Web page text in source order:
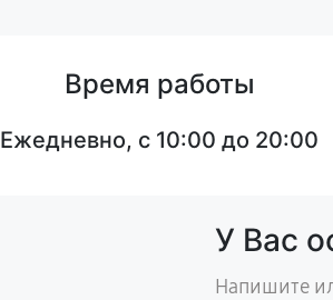
Время работы
Ежедневно, с 10:00 до 20:00
У Вас
Напишите